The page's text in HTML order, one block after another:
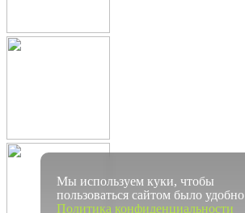
Мы используем куки, чтобы
пользоваться сайтом было удобно
Политика конфиденциальности